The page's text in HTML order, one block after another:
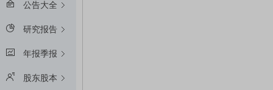
公告大全
研究报告
年报季报
股东股本